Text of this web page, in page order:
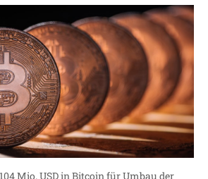
Mio. USD in Bitcoin für Umbau der